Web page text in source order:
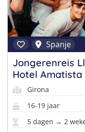
Spanje
Jongerenreis
Hotel Amatista
Girona
16-19 jaar
5 dagen → 2